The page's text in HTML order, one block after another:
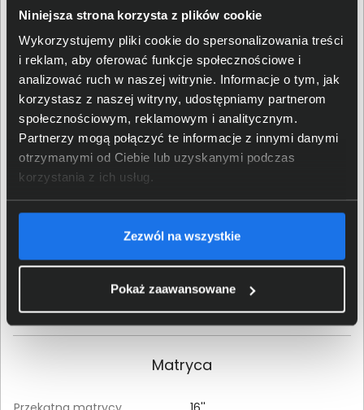
Niniejsza strona korzysta z plików cookie
Wykorzystujemy pliki cookie do spersonalizowania treści
i reklam, aby oferować funkcje społecznościowe i
analizować ruch w naszej witrynie. Informacje o tym, jak
korzystasz z naszej witryny, udostępniamy partnerom
społecznościowym, reklamowym i analitycznym.
Partnerzy mogą połączyć te informacje z innymi danymi
otrzymanymi od Ciebie lub uzyskanymi podczas
korzystania z ich usług.
Zezwól na wszystkie
Pokaż zaawansowane
Procesor
Producent procesora AMD
Rodzina procesora Ryzen™ 7
Model procesora Ryzen™ 7 7735HS
Liczba rdzeni procesora
Taktowanie rdzeni
Taktowanie trybu turbo
4,75 GHz
Pamięć cache procesora 16 MB
Matryca